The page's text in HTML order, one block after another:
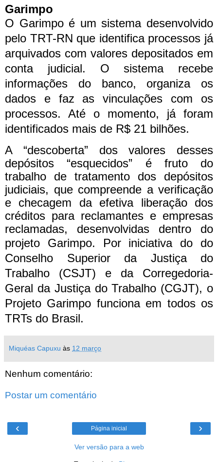
Garimpo
O Garimpo é um sistema desenvolvido
pelo TRT-RN que identifica processos já
arquivados com valores depositados em
conta judicial. O sistema recebe
informações do banco, organiza os
dados e faz as vinculações com os
processos. Até o momento, já foram
identificados mais de R$ 21 bilhões.
A “descoberta” dos valores desses
depósitos “esquecidos” é fruto do
trabalho de tratamento dos depósitos
judiciais, que compreende a verificação
e checagem da efetiva liberação dos
créditos para reclamantes e empresas
reclamadas, desenvolvidas dentro do
projeto Garimpo. Por iniciativa do do
Conselho Superior da Justiça do
Trabalho (CSJT) e da Corregedoria-
Geral da Justiça do Trabalho (CGJT), o
Projeto Garimpo funciona em todos os
TRTs do Brasil.
Miquéas Capuxu às 12 março
Nenhum comentário:
Postar um comentário
‹ ›
Página inicial
Ver versão para a web